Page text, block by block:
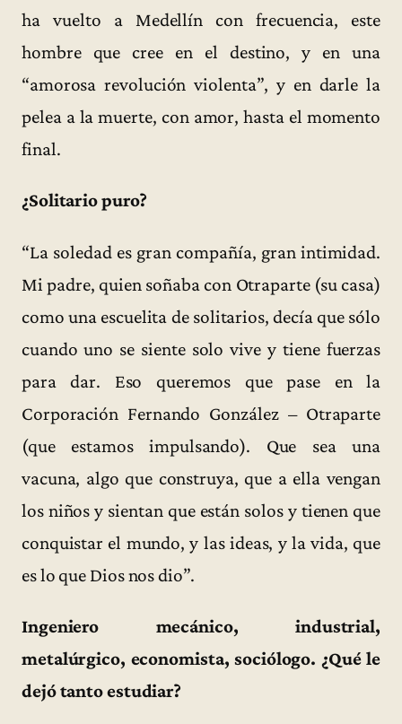
ha vuelto a Medellín con frecuencia, este
hombre que cree en el destino, y en una
“amorosa revolución violenta”, y en darle la
pelea a la muerte, con amor, hasta el momento
final.
¿Solitario puro?
“La soledad es gran compañía, gran intimidad.
Mi padre, quien soñaba con Otraparte (su casa)
como una escuelita de solitarios, decía que sólo
cuando uno se siente solo vive y tiene fuerzas
para dar. Eso queremos que pase en la
Corporación Fernando González – Otraparte
(que estamos impulsando). Que sea una
vacuna, algo que construya, que a ella vengan
los niños y sientan que están solos y tienen que
conquistar el mundo, y las ideas, y la vida, que
es lo que Dios nos dio”.
Ingeniero mecánico, industrial,
metalúrgico, economista, sociólogo. ¿Qué le
dejó tanto estudiar?